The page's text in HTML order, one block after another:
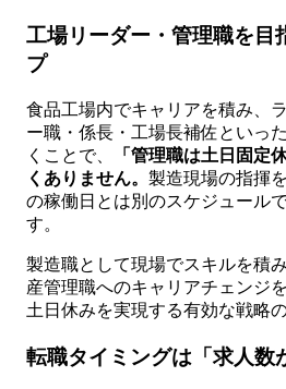
工場リーダー・管理職を目
プ
食品工場内でキャリアを積み、
ー職・係長・工場長補佐といっ
くことで、
「管理職は土日固定
くありません。 製造現場の指揮
の稼働日とは別のスケジュール
す。
製造職として現場でスキルを積
産管理職へのキャリアチェンジ
土日休みを実現する有効な戦略
転職タイミングは「求人数